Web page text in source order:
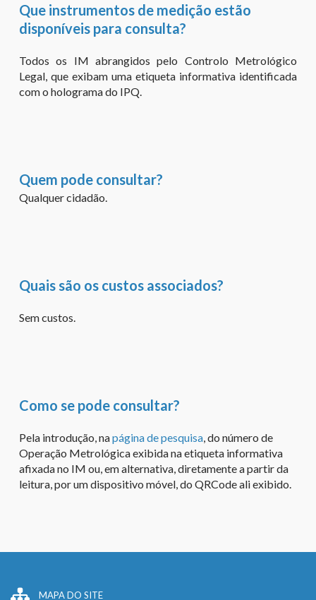
Que instrumentos de medição estão
disponíveis para consulta?
Todos os IM abrangidos pelo Controlo Metrológico
Legal, que exibam uma etiqueta informativa identificada
com o holograma do IPQ.
Quem pode consultar?
Qualquer cidadão.
Quais são os custos associados?
Sem custos.
Como se pode consultar?
Pela introdução, napágina de pesquisa, do número de
Operação Metrológica exibida na etiqueta informativa
afixada no IM ou, em alternativa, diretamente a partir da
leitura, por um dispositivo móvel, do QRCode ali exibido.
MAPA DO SITE